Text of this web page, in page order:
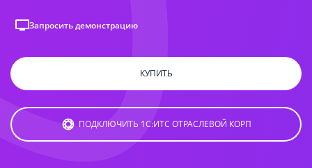
Запросить демонстрацию
КУПИТЬ
ПОДКЛЮЧИТЬ 1С:ИТС ОТРАСЛЕВОЙ КОРП